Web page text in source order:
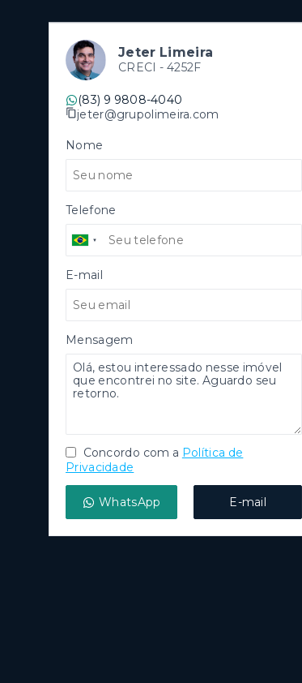
Jeter Limeira
CRECI - 4252F
(83) 9 9808-4040
jeter@grupolimeira.com
Nome
Telefone
E-mail
Mensagem
Concordo com a Política de
Privacidade
WhatsApp E-mail